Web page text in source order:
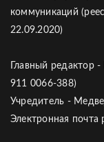
коммуникаций
22.09.2020)
Главный редактор
911 0066-388)
Учредитель -
Электронная почта